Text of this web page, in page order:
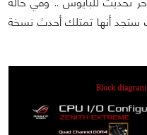
ستجد أنها تمتلك أحدث نسخة